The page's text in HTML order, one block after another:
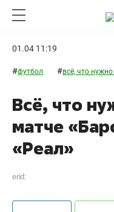
01.04 11:19
#футбол #всё, что
Всё, что
матче
«Реал»
erid: